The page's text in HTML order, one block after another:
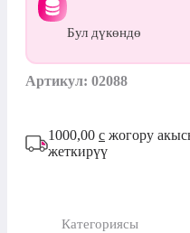
Бул дүкөндө
Артикул: 02088
1000,00 с жогору
жеткирүү
Категориясы